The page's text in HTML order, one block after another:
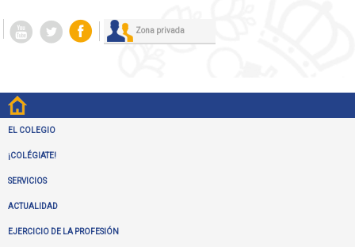
Zona privada
EL COLEGIO
¡COLÉGIATE!
SERVICIOS
ACTUALIDAD
EJERCICIO DE LA PROFESIÓN